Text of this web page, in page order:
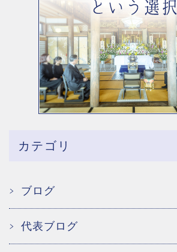
カテゴリ
ブログ
代表ブログ